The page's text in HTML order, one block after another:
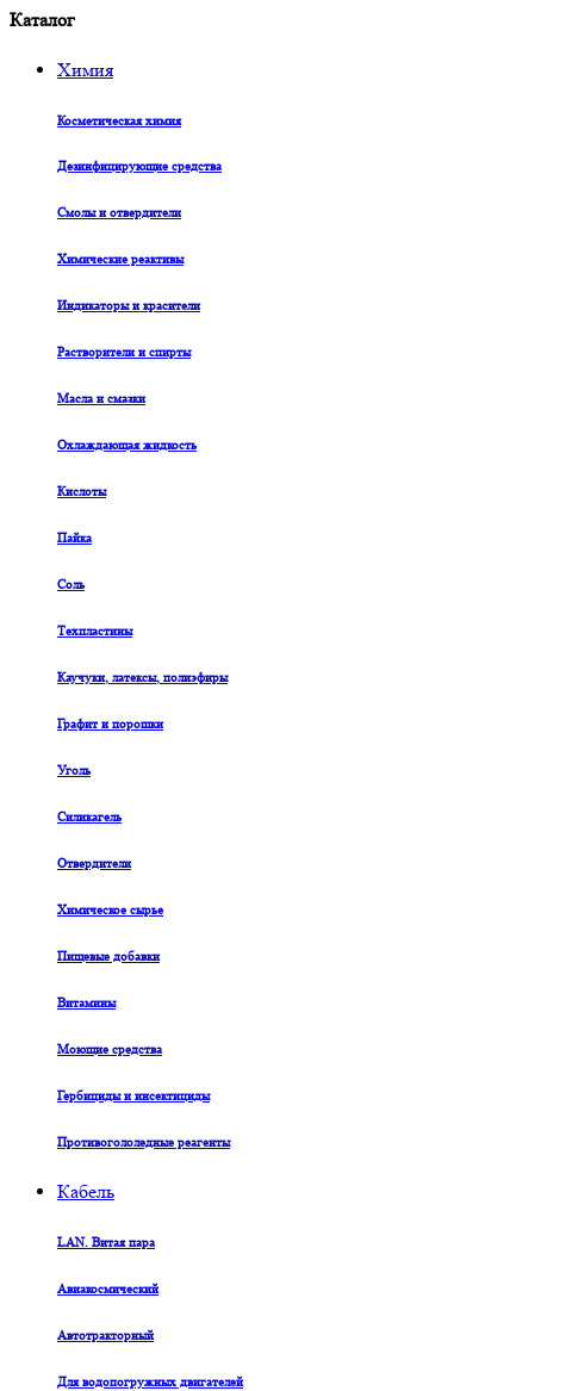
Каталог
Химия
Косметическая химия
Дезинфицирующие средства
Смолы и отвердители
Химические реактивы
Индикаторы и красители
Растворители и спирты
Масла и смазки
Охлаждающая жидкость
Кислоты
Пайка
Соль
Техпластины
Каучуки, латексы, полиэфиры
Графит и порошки
Уголь
Силикагель
Отвердители
Химическое сырье
Пищевые добавки
Витамины
Моющие средства
Гербициды и инсектициды
Противогололедные реагенты
Кабель
LAN. Витая пара
Авиакосмический
Автотракторный
Для водопогружных двигателей